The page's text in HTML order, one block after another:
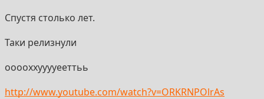
Спустя столько лет.
Таки релизнули
ооооххууууееттьь
http://www.youtube.com/watch?v=ORKRNPOlrAs